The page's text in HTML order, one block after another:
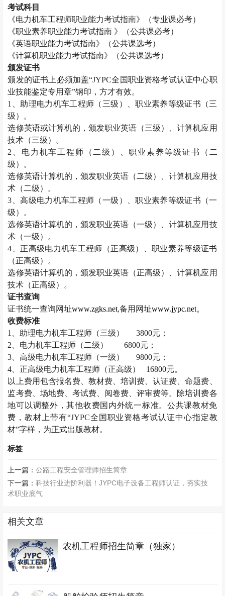
考试科目
《电力机车工程师职业能力考试指南》（专业课必考）
《职业素养职业能力考试指南 》（公共课必考）
《英语职业能力考试指南》（公共课选考）
《计算机职业能力考试指南》（公共课选考）
颁发证书
颁发的证书上必须加盖“JYPC全国职业资格考试认证中心职
业技能鉴定专用章”钢印，方才有效。
1
、助理电力机车工程师（三级）、职业素养等级证书（三
级）。
选修英语或计算机的，颁发职业英语（三级）、计算机应用
技术（三级）。
2 、电力机车工程师（二级）、职业素养等级证书（二
级）。
选修英语计算机的，颁发职业英语（二级）、计算机应用技
术（二级）。
3 、高级电力机车工程师（一级）、职业素养等级证书（一
级）。
选修英语计算机的，颁发职业英语（一级）、计算机应用技
术（一级）。
4 、正高级电力机车工程师（正高级）、职业素养等级证书
（正高级）。
选修英语计算机的，颁发职业英语（正高级）、计算机应用
技术（正高级）。
证书查询
证书统一查询网址www.zgks.net,备用网址www.jypc.net。
收费标准
1
、助理电力机车工程师（三级） 3800元；
2 、电力机车工程师（二级） 6800元；
3 、高级电力机车工程师（一级） 9800元；
4 、正高级电力机车工程师（正高级） 16800元。
以上费用包含报名费、教材费、培训费、认证费、命题费、
监考费、场地费、考试费、阅卷费、评审费等。除培训费各
地可以调整外，其他收费国内外统一标准。公共课教材免
费，教材上带有“JYPC全国职业资格考试认证中心指定教
材”字样，为正式出版教材。
标签
上一篇：公路工程安全管理师招生简章
下一篇：科技行业进阶利器！JYPC电子设备工程师认证，夯实技
术职业底气
相关文章
农机工程师招生简章（独家）